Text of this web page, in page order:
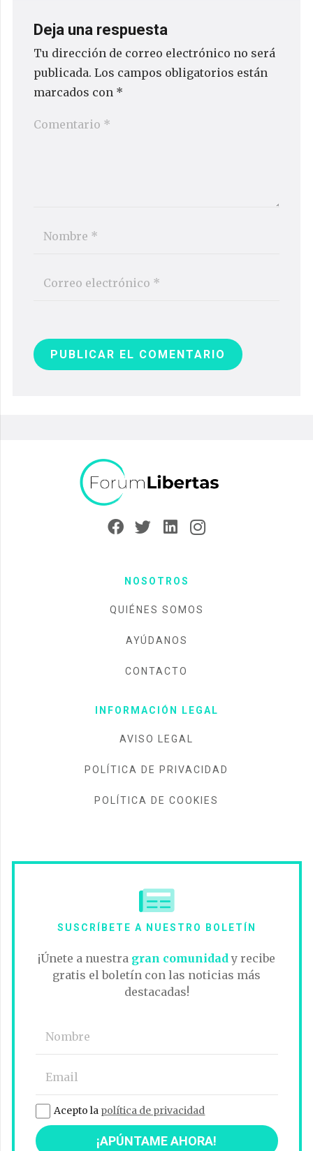
Deja una respuesta
Tu dirección de correo electrónico no será
publicada. Los campos obligatorios están
marcados con *
PUBLICAR EL COMENTARIO
NOSOTROS
QUIÉNES SOMOS
AYÚDANOS
CONTACTO
INFORMACIÓN LEGAL
AVISO LEGAL
POLÍTICA DE PRIVACIDAD
POLÍTICA DE COOKIES
SUSCRÍBETE A NUESTRO BOLETÍN
¡Únete a nuestra gran comunidady recibe
gratis el boletín con las noticias más
destacadas!
Acepto la política de privacidad